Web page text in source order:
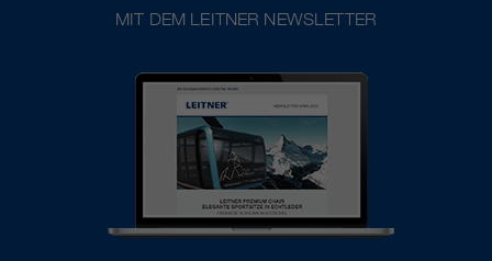
MIT DEM LEITNER NEWSLETTER